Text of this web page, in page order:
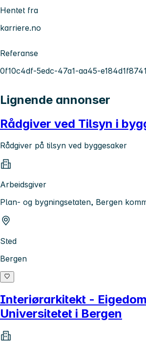
Hentet fra
karriere.no
Referanse
0f10c4df-5edc-47a1-aa45-
Lignende annonser
Rådgiver ved Tilsyn i
Rådgiver på tilsyn ved byggesaker
Arbeidsgiver
Plan- og bygningsetaten, Bergen
Sted
Bergen
Interiørarkitekt -
Universitetet i Bergen